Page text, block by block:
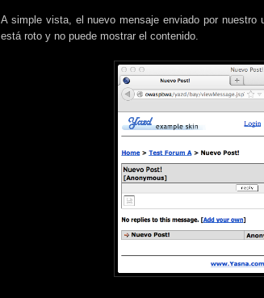
A simple vista, el nuevo mensaje enviado por nuestro
está roto y no puede mostrar el contenido.